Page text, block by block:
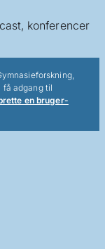
konferencer
få adgang til
en bruger-